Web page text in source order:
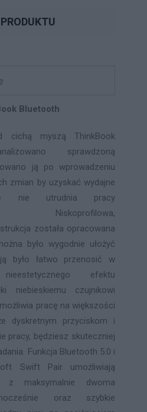
Bluetooth
cichą myszą ThinkBook
sprawdzoną
ją po wprowadzeniu
zmian by uzyskać wydajne
nie utrudnia pracy
Niskoprofilowa,
została opracowana
było wygodnie ułożyć
było łatwo przenosić w
efektu
niebieskiemu czujnikowi
pracę na większości
dyskretnym przyciskom i
pracy, będziesz skuteczniej
Funkcja Bluetooth 5.0 i
Swift Pair umożliwiają
z maksymalnie dwoma
oraz szybkie